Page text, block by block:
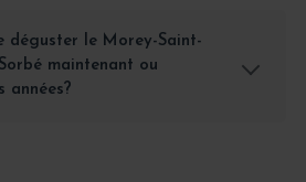
déguster le Morey-Saint-
maintenant ou
années?